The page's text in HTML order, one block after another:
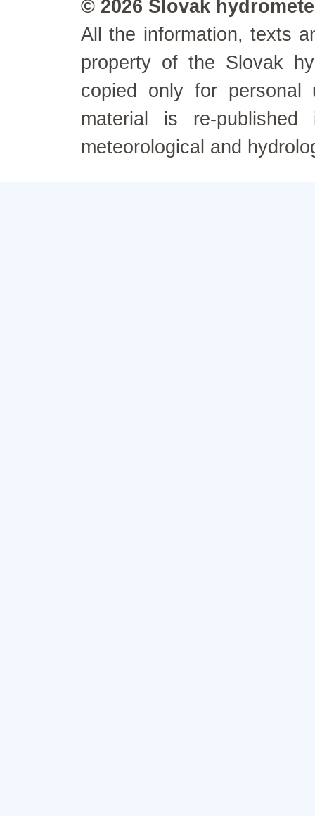
© 2026 Slovak
All the information, texts
property of the Slovak
copied only for personal
material is re-
meteorological and